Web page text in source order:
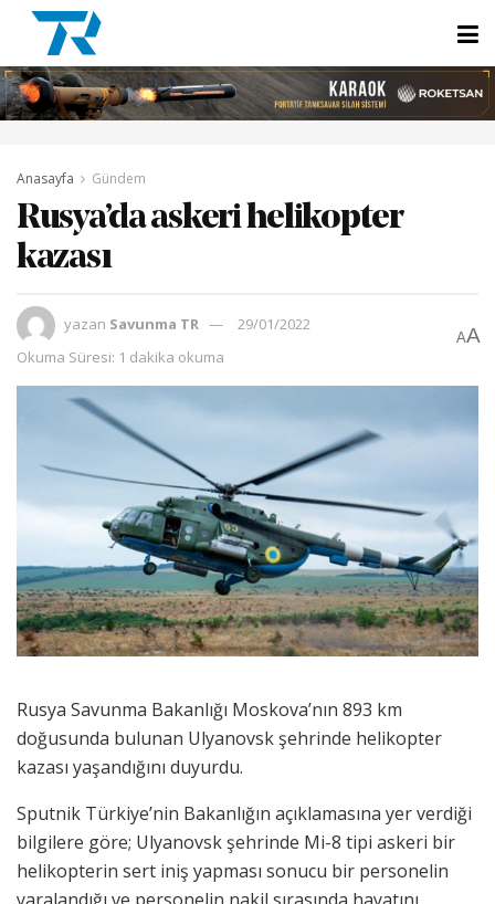
Anasayfa Gündem
Rusya’da askeri helikopter
kazası
yazan Savunma TR
29/01/2022
Okuma Süresi: 1 dakika okuma
AA
Rusya Savunma Bakanlığı Moskova’nın 893 km
doğusunda bulunan Ulyanovsk şehrinde helikopter
kazası yaşandığını duyurdu.
Sputnik Türkiye’nin Bakanlığın açıklamasına yer verdiği
bilgilere göre; Ulyanovsk şehrinde Mi-8 tipi askeri bir
helikopterin sert iniş yapması sonucu bir personelin